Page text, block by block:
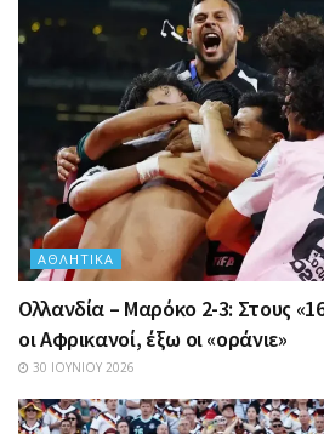
ΑΘΛΗΤΙΚΆ
Ολλανδία – Μαρόκο 2-3: Στους
οι Αφρικανοί, έξω οι «οράνιε»
30 ΙΟΥΝΊΟΥ 2026